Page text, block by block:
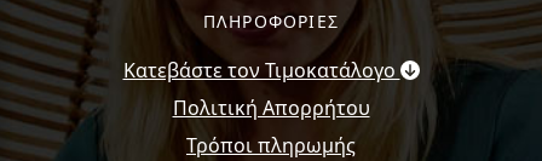
ΠΛΗΡΟΦΟΡΙΕΣ
Κατεβάστε τον Τιμοκατάλογο
Πολιτική Απορρήτου
Τρόποι πληρωμής